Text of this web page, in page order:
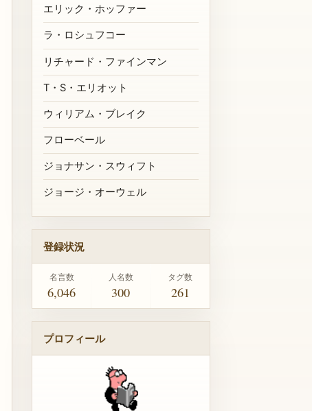
エリック・ホッファー
ラ・ロシュフコー
リチャード・ファインマン
T・S・エリオット
ウィリアム・ブレイク
フローベール
ジョナサン・スウィフト
ジョージ・オーウェル
登録状況
名言数
6,046
人名数
300
タグ数
261
プロフィール